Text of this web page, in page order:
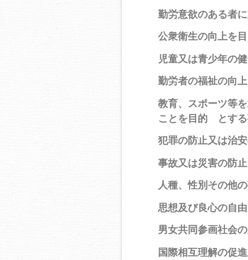
勤労意欲のある者
公衆衛生の向上を
児童又は青少年の
勤労者の福祉の向
教育、スポーツ等
ことを目的 とす
犯罪の防止又は治
事故又は災害の防
人種、性別その他
思想及び良心の自
男女共同参画社会
国際相互理解の促